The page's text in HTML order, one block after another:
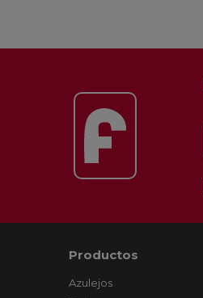
Productos
Azulejos